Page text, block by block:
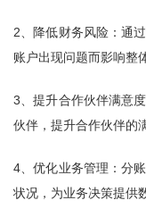
2、降低财务风险：通
账户出现问题而影响整
3、提升合作伙伴满意
伙伴，提升合作伙伴的
4、优化业务管理：分
状况，为业务决策提供